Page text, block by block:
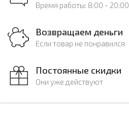
Время работы: 8:00 - 20:00
Возвращаем деньги
Если товар не понравился
Постоянные скидки
Они уже действуют